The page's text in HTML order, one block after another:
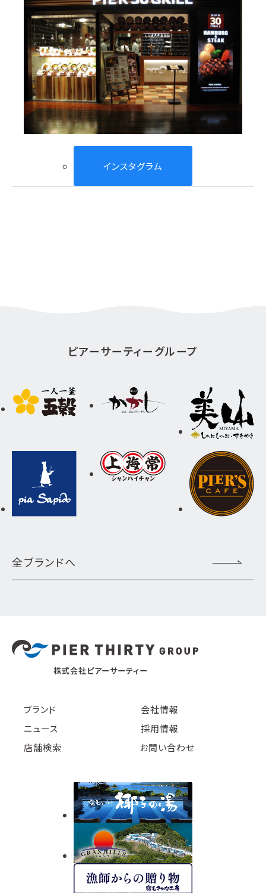
インスタグラム
ピアーサーティーグループ
全ブランドへ
株式会社ピアーサーティー
ブランド
会社情報
ニュース
採用情報
店舗検索
お問い合わせ